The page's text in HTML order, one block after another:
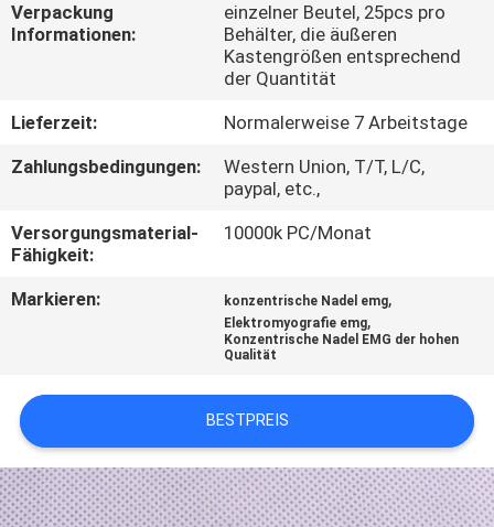
TRETEN
MIT
IN
VERBINDUNG
NACHRICHTEN
SIE EIN
ZITAT
SITEMAP
Verpackung
Informationen:
einzelner Beutel, 25pcs pro
Behälter, die äußeren
Kastengrößen entsprechend
der Quantität
Lieferzeit:
Normalerweise 7 Arbeitstage
Zahlungsbedingungen:
Western Union, T/T, L/C,
paypal, etc.,
Versorgungsmaterial-
Fähigkeit:
10000k PC/Monat
Markieren: konzentrische Nadel emg,
Elektromyografie emg,
Konzentrische Nadel EMG der hohen
Qualität
BESTPREIS